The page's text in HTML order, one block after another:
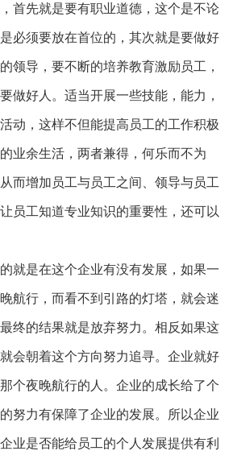
首先就是要有职业道德，这个是不论
必须要放在首位的，其次就是要做好
领导，要不断的培养教育激励员工，
做好人。适当开展一些技能，能力，
动，这样不但能提高员工的工作积极
业余生活，两者兼得，何乐而不为
而增加员工与员工之间、领导与员工
员工知道专业知识的重要性，还可以
就是在这个企业有没有发展，如果一
航行，而看不到引路的灯塔，就会迷
终的结果就是放弃努力。相反如果这
会朝着这个方向努力追寻。企业就好
个夜晚航行的人。企业的成长给了个
努力有保障了企业的发展。所以企业
业是否能给员工的个人发展提供有利